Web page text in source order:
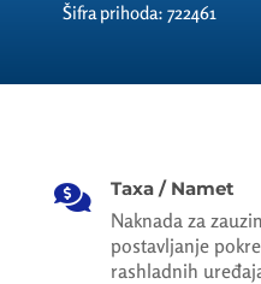
Šifra prihoda: 722461
 Taxa / Namet
Naknada za
postavljanje
rashladnih